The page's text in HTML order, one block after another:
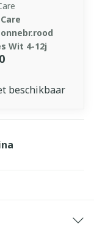
Wit 4-12j
beschikbaar